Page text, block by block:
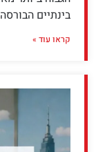
בינתיים
קראו עוד »